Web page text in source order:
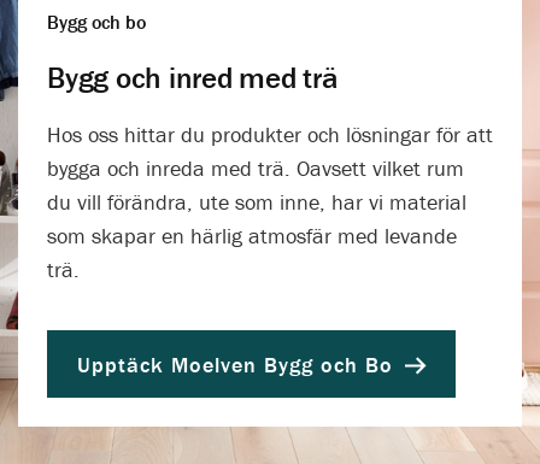
Bygg och bo
Bygg och inred med trä
Hos oss hittar du produkter och lösningar för att
bygga och inreda med trä. Oavsett vilket rum
du vill förändra, ute som inne, har vi material
som skapar en härlig atmosfär med levande
trä.
Upptäck Moelven Bygg och Bo